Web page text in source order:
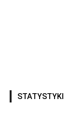
STATYSTYKI